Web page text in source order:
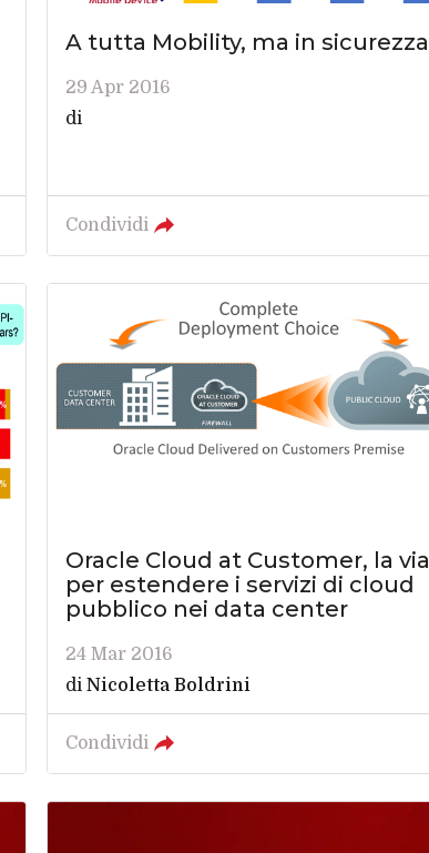
A tutta Mobility, ma in sicurezza
29 Apr 2016
di
Condividi
Oracle Cloud at Customer, la via
per estendere i servizi di cloud
pubblico nei data center
24 Mar 2016
diNicoletta Boldrini
Condividi